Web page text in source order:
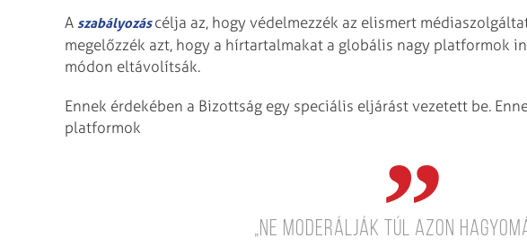
A szabályozáscélja az, hogy védelmezzék az elismert
megelőzzék azt, hogy a hírtartalmakat a globális nagy platformok
módon eltávolítsák.
Ennek érdekében a Bizottság egy speciális eljárást vezetett be.
platformok
„ne moderálják túl azon